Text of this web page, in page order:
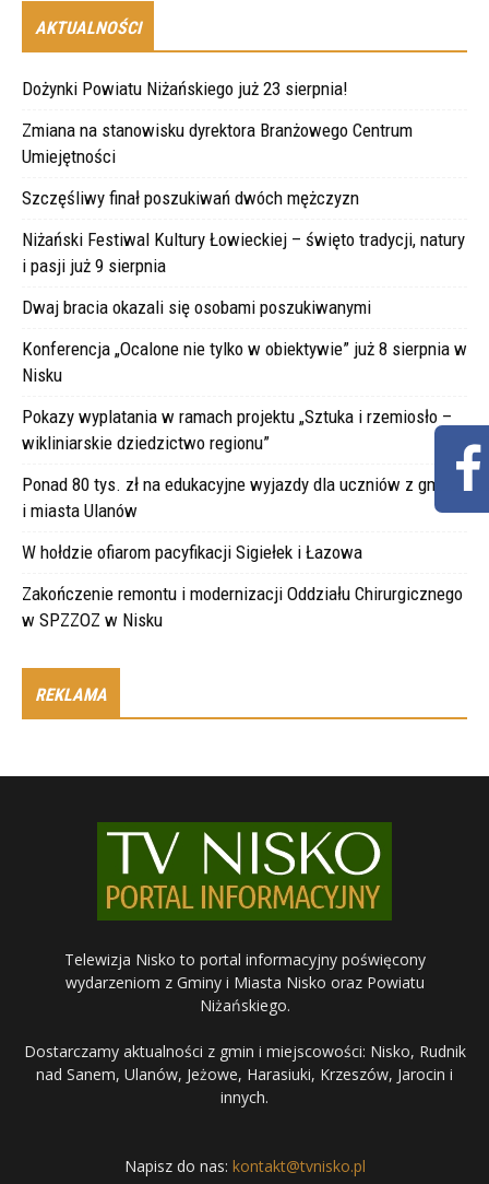
AKTUALNOŚCI
Dożynki Powiatu Niżańskiego już 23 sierpnia!
Zmiana na stanowisku dyrektora Branżowego Centrum
Umiejętności
Szczęśliwy finał poszukiwań dwóch mężczyzn
Niżański Festiwal Kultury Łowieckiej – święto tradycji, natury
i pasji już 9 sierpnia
Dwaj bracia okazali się osobami poszukiwanymi
Konferencja „Ocalone nie tylko w obiektywie” już 8 sierpnia w
Nisku
Pokazy wyplatania w ramach projektu „Sztuka i rzemiosło –
wikliniarskie dziedzictwo regionu”
Ponad 80 tys. zł na edukacyjne wyjazdy dla uczniów z gminy
i miasta Ulanów
W hołdzie ofiarom pacyfikacji Sigiełek i Łazowa
Zakończenie remontu i modernizacji Oddziału Chirurgicznego
w SPZZOZ w Nisku
REKLAMA
Telewizja Nisko to portal informacyjny poświęcony
wydarzeniom z Gminy i Miasta Nisko oraz Powiatu
Niżańskiego.
Dostarczamy aktualności z gmin i miejscowości: Nisko, Rudnik
nad Sanem, Ulanów, Jeżowe, Harasiuki, Krzeszów, Jarocin i
innych.
Napisz do nas: kontakt@tvnisko.pl